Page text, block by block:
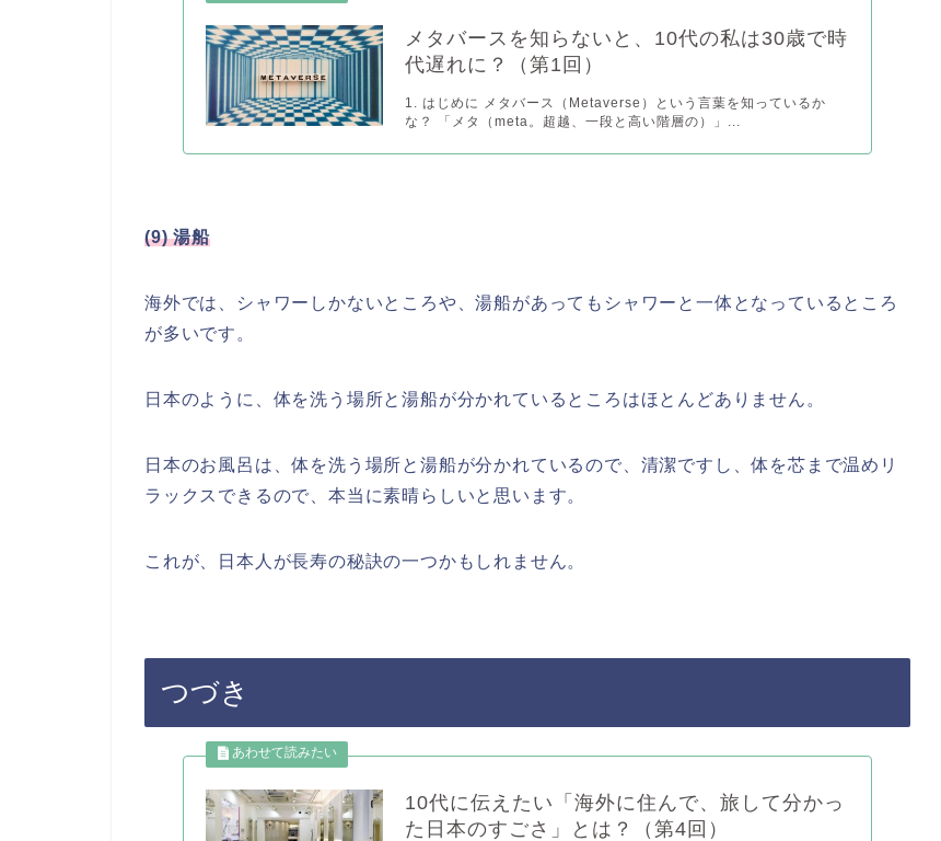
メタバースを知らないと、10代の私は30歳で時
代遅れに？（第1回）
1. はじめに メタバース（Metaverse）という言葉を知っているか
な？ 「メタ（meta。超越、一段と高い階層の）」...
(9) 湯船
海外では、シャワーしかないところや、湯船があってもシャワーと一体となっているところ
が多いです。
日本のように、体を洗う場所と湯船が分かれているところはほとんどありません。
日本のお風呂は、体を洗う場所と湯船が分かれているので、清潔ですし、体を芯まで温めリ
ラックスできるので、本当に素晴らしいと思います。
これが、日本人が長寿の秘訣の一つかもしれません。
つづき
10代に伝えたい「海外に住んで、旅して分かっ
た日本のすごさ」とは？（第4回）